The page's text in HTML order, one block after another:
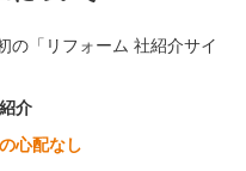
の「リフォーム 社紹介サイ
介
心配なし